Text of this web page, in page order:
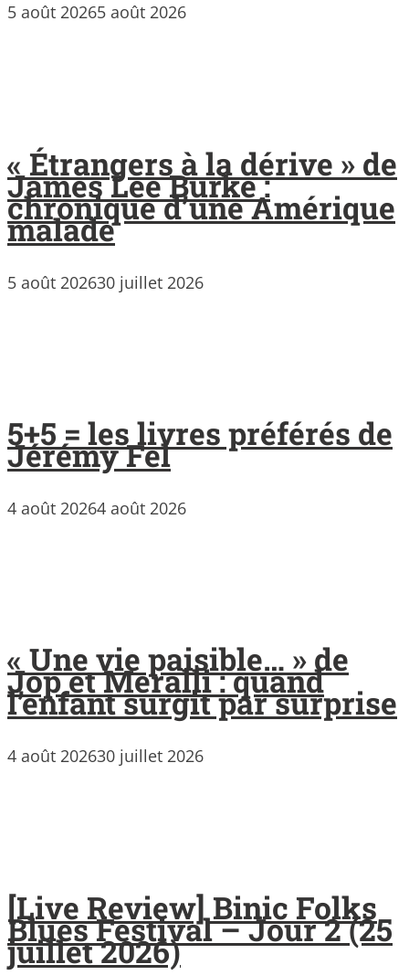
5 août 20265 août 2026
« Étrangers à la dérive » de
James Lee Burke :
chronique d’une Amérique
malade
5 août 202630 juillet 2026
5+5 = les livres préférés de
Jérémy Fel
4 août 20264 août 2026
« Une vie paisible… » de
Jop et Meralli : quand
l’enfant surgit par surprise
4 août 202630 juillet 2026
[Live Review] Binic Folks
Blues Festival – Jour 2 (25
juillet 2026)